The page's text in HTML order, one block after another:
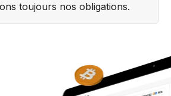
toujours nos obligations.